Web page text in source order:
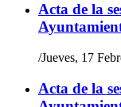
Acta de la
/Jueves, 17
Acta de la